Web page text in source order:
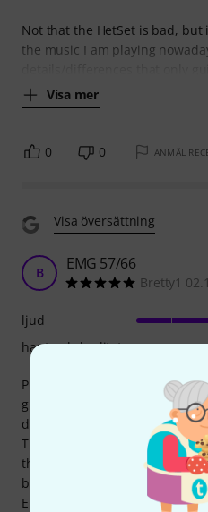
Not that the HetSet is bad,
the music I am playing
Visa mer
0 0 ANMÄL
Visa översättning
B EMG 57/66
Bretty1
Purchased this set of pickups
guitar
due to a bad sound from my
The solderless system is
the easy to read wiring
backup videos,
EMG have excellent
ljud
hantverkskvalitet